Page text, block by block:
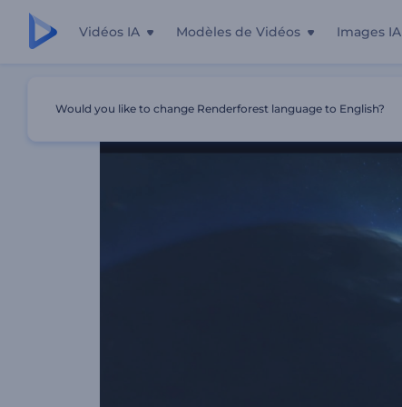
Vidéos IA Modèles de Vidéos Images IA
Would you like to change Renderforest language to English?